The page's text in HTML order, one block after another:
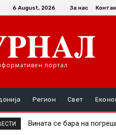
6 August, 2026 За нас
портал
Регион Свет
Вината се бара на
Дел од онколошката